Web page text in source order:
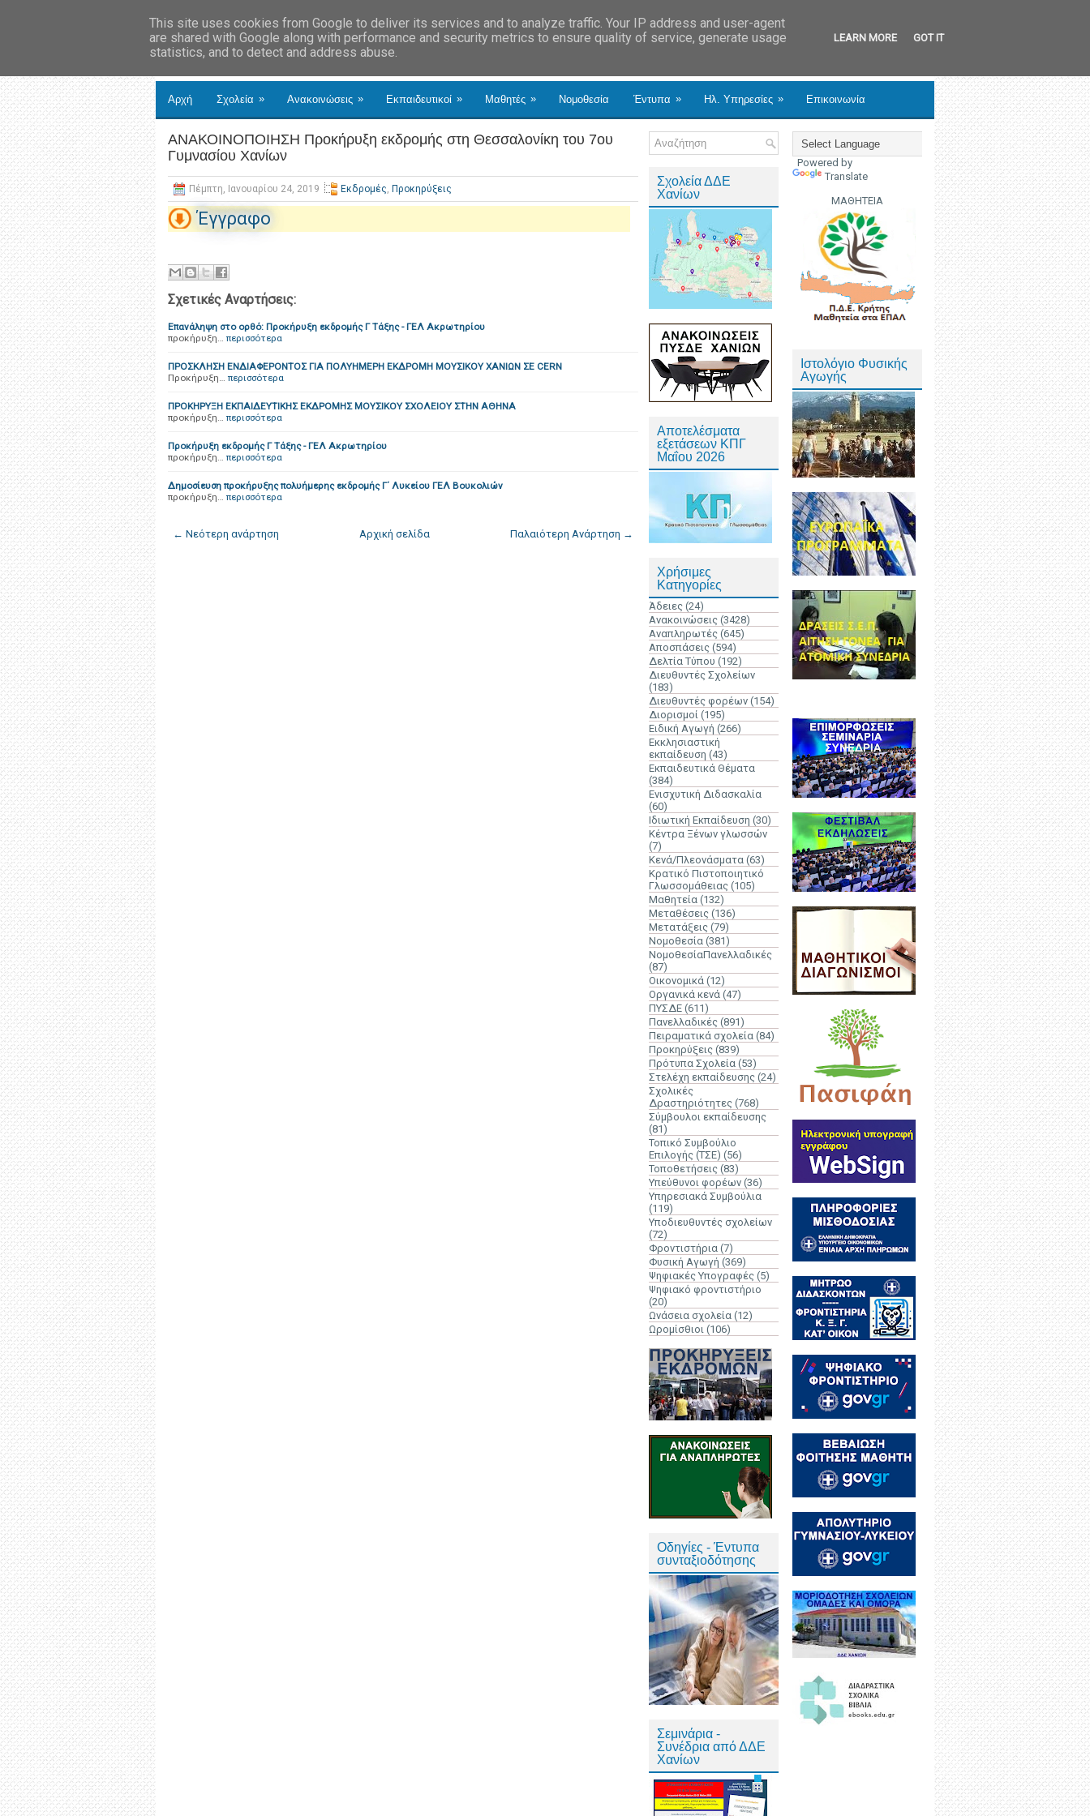
Αρχή Σχολεία » Ανακοινώσεις » Εκπαιδευτικοί » Μαθητές » Νομοθεσία Έντυπα » Ηλ. Υπηρεσίες » Επικοινωνία
ΑΝΑΚΟΙΝΟΠΟΙΗΣΗ Προκήρυξη εκδρομής στη Θεσσαλονίκη του 7ου
Γυμνασίου Χανίων
Πέμπτη, Ιανουαρίου 24, 2019 Εκδρομές, Προκηρύξεις
Έγγραφο
Σχετικές Αναρτήσεις:
Επανάληψη στο ορθό: Προκήρυξη εκδρομής Γ Τάξης - ΓΕΛ Ακρωτηρίου
προκήρυξη… περισσότερα
ΠΡΟΣΚΛΗΣΗ ΕΝΔΙΑΦΕΡΟΝΤΟΣ ΓΙΑ ΠΟΛΥΗΜΕΡΗ ΕΚΔΡΟΜΗ ΜΟΥΣΙΚΟΥ ΧΑΝΙΩΝ ΣΕ CERN
Προκήρυξη… περισσότερα
ΠΡΟΚΗΡΥΞΗ ΕΚΠΑΙΔΕΥΤΙΚΗΣ ΕΚΔΡΟΜΗΣ ΜΟΥΣΙΚΟΥ ΣΧΟΛΕΙΟΥ ΣΤΗΝ ΑΘΗΝΑ
προκήρυξη… περισσότερα
Προκήρυξη εκδρομής Γ Τάξης - ΓΕΛ Ακρωτηρίου
προκήρυξη… περισσότερα
Δημοσίευση προκήρυξης πολυήμερης εκδρομής Γ΄ Λυκείου ΓΕΛ Βουκολιών
προκήρυξη… περισσότερα
← Νεότερη ανάρτηση Παλαιότερη Ανάρτηση →
Αρχική σελίδα
Σχολεία ΔΔΕ
Χανίων
Αποτελέσματα
εξετάσεων ΚΠΓ
Μαΐου 2026
Χρήσιμες
Κατηγορίες
Άδειες (24)
Ανακοινώσεις (3428)
Αναπληρωτές (645)
Αποσπάσεις (594)
Δελτία Τύπου (192)
Διευθυντές Σχολείων
(183)
Διευθυντές φορέων (154)
Διορισμοί (195)
Ειδική Αγωγή (266)
Εκκλησιαστική
εκπαίδευση (43)
Εκπαιδευτικά Θέματα
(384)
Ενισχυτική Διδασκαλία
(60)
Ιδιωτική Εκπαίδευση (30)
Κέντρα Ξένων γλωσσών
(7)
Κενά/Πλεονάσματα (63)
Κρατικό Πιστοποιητικό
Γλωσσομάθειας (105)
Μαθητεία (132)
Μεταθέσεις (136)
Μετατάξεις (79)
Νομοθεσία (381)
ΝομοθεσίαΠανελλαδικές
(87)
Οικονομικά (12)
Οργανικά κενά (47)
ΠΥΣΔΕ (611)
Πανελλαδικές (891)
Πειραματικά σχολεία (84)
Προκηρύξεις (839)
Πρότυπα Σχολεία (53)
Στελέχη εκπαίδευσης (24)
Σχολικές
Δραστηριότητες (768)
Σύμβουλοι εκπαίδευσης
(81)
Τοπικό Συμβούλιο
Επιλογής (ΤΣΕ) (56)
Τοποθετήσεις (83)
Υπεύθυνοι φορέων (36)
Υπηρεσιακά Συμβούλια
(119)
Υποδιευθυντές σχολείων
(72)
Φροντιστήρια (7)
Φυσική Αγωγή (369)
Ψηφιακές Υπογραφές (5)
Ψηφιακό φροντιστήριο
(20)
Ωνάσεια σχολεία (12)
Ωρομίσθιοι (106)
Οδηγίες - Έντυπα
συνταξιοδότησης
Σεμινάρια -
Συνέδρια από ΔΔΕ
Χανίων
Powered by
Translate
ΜΑΘΗΤΕΙΑ
Ιστολόγιο Φυσικής
Αγωγής
This site uses cookies from Google to deliver its services and to analyze traffic. Your IP address and user-agent
are shared with Google along with performance and security metrics to ensure quality of service, generate usage
statistics, and to detect and address abuse.
LEARN MORE GOT IT